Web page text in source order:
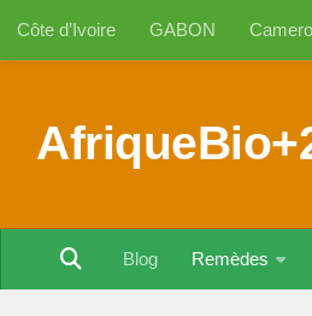
Au dessous du contenu
Côte d’Ivoire GABON
Blog Remèdes